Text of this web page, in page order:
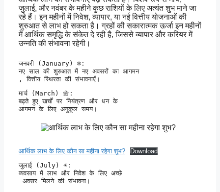
जुलाई, और नवंबर के महीने कुछ राशियों के लिए अत्यंत शुभ माने जा
रहे हैं। इन महीनों में निवेश, व्यापार, या नई वित्तीय योजनाओं की
शुरुआत से लाभ हो सकता है। ग्रहों की सकारात्मक ऊर्जा इन महीनों
में आर्थिक समृद्धि के संकेत दे रही है, जिससे व्यापार और करियर में
उन्नति की संभावना रहेगी।
जनवरी (January) ❄️:
नए साल की शुरुआत में नए अवसरों का आगमन
, वित्तीय स्थिरता की संभावनाएँ।
मार्च (March) 🌼:
बढ़ते हुए खर्चों पर नियंत्रण और धन के
आगमन के लिए अनुकूल समय।
आर्थिक लाभ के लिए कौन सा महीना रहेगा शुभ?
Download
जुलाई (July) ☀️:
व्यवसाय में लाभ और निवेश के लिए अच्छे
अवसर मिलने की संभावना।